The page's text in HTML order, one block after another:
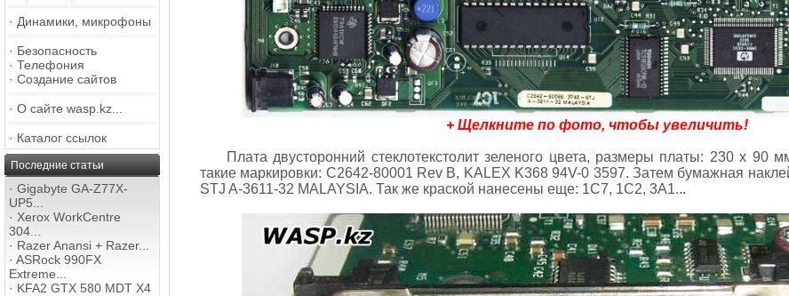
· Динамики, микрофоны
· Безопасность
· Телефония
· Создание сайтов
· О сайте wasp.kz...
· Каталог ссылок
Последние статьи
· Gigabyte GA-Z77X-
UP5...
· Xerox WorkCentre
304...
· Razer Anansi + Razer...
· ASRock 990FX
Extreme...
· KFA2 GTX 580 MDT X4
+ Щелкните по фото, чтобы увеличить!
Плата двусторонний стеклотекстолит зеленого цвета, размеры платы: 230 х 90
такие маркировки: C2642-80001 Rev B, KALEX K368 94V-0 3597. Затем бумажная
STJ A-3611-32 MALAYSIA. Так же краской нанесены еще: 1C7, 1C2, 3A1...